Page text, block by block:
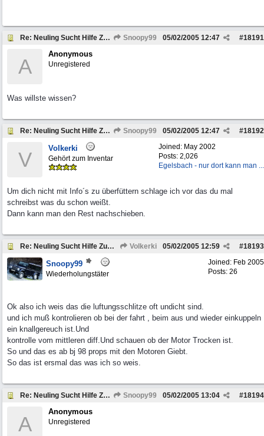
Re: Neuling Sucht Hilfe Zum Defender Snoopy99 #18191
05/02/2005 12:47
A
Anonymous
Unregistered
Was willste wissen?
Re: Neuling Sucht Hilfe Zum Defender Snoopy99 #18192
05/02/2005 12:47
Joined: May 2002
Posts: 2,026
Egelsbach - nur dort kann man ...
V Volkerki
Gehört zum Inventar
Um dich nicht mit Info´s zu überfüttern schlage ich vor das du mal
schreibst was du schon weißt.
Dann kann man den Rest nachschieben.
Re: Neuling Sucht Hilfe Zum Defender Volkerki #18193
05/02/2005 12:59
Joined: Feb 2005
Posts: 26
Snoopy99
Wiederholungstäter
Ok also ich weis das die luftungsschlitze oft undicht sind.
und ich muß kontrolieren ob bei der fahrt , beim aus und wieder einkuppeln
ein knallgereuch ist.Und
kontrolle vom mittleren diff.Und schauen ob der Motor Trocken ist.
So und das es ab bj 98 props mit den Motoren Giebt.
So das ist ersmal das was ich so weis.
Re: Neuling Sucht Hilfe Zum Defender Snoopy99 #18194
05/02/2005 13:04
A
Anonymous
Unregistered